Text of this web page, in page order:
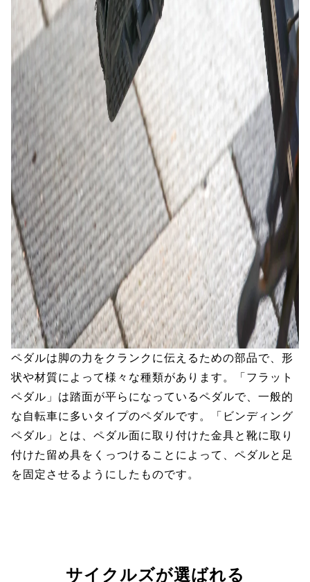
ペダルは脚の力をクランクに伝えるための部品で、形
状や材質によって様々な種類があります。「フラット
ペダル」は踏面が平らになっているペダルで、一般的
な自転車に多いタイプのペダルです。「ビンディング
ペダル」とは、ペダル面に取り付けた金具と靴に取り
付けた留め具をくっつけることによって、ペダルと足
を固定させるようにしたものです。
サイクルズが選ばれる